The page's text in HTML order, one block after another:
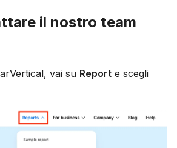
il nostro team
vai su Report e scegli